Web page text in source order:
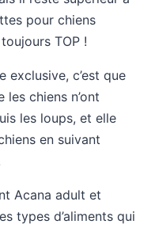
pour chiens
TOP !
exclusive, c’est que
les chiens n’ont
les loups, et elle
en suivant
Acana adult et
types d’aliments qui